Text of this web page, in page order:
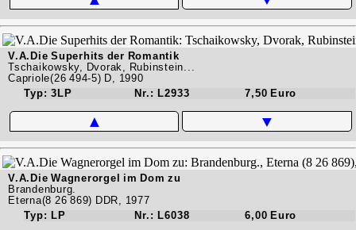
V.A.Die Superhits der Romantik
Tschaikowsky, Dvorak, Rubinstein...
Capriole(26 494-5) D, 1990
Typ: 3LP
Nr.: L2933 7,50 Euro
▲ ▼
V.A.Die Wagnerorgel im Dom zu
Brandenburg.
Eterna(8 26 869) DDR, 1977
Typ: LP
Nr.: L6038 6,00 Euro